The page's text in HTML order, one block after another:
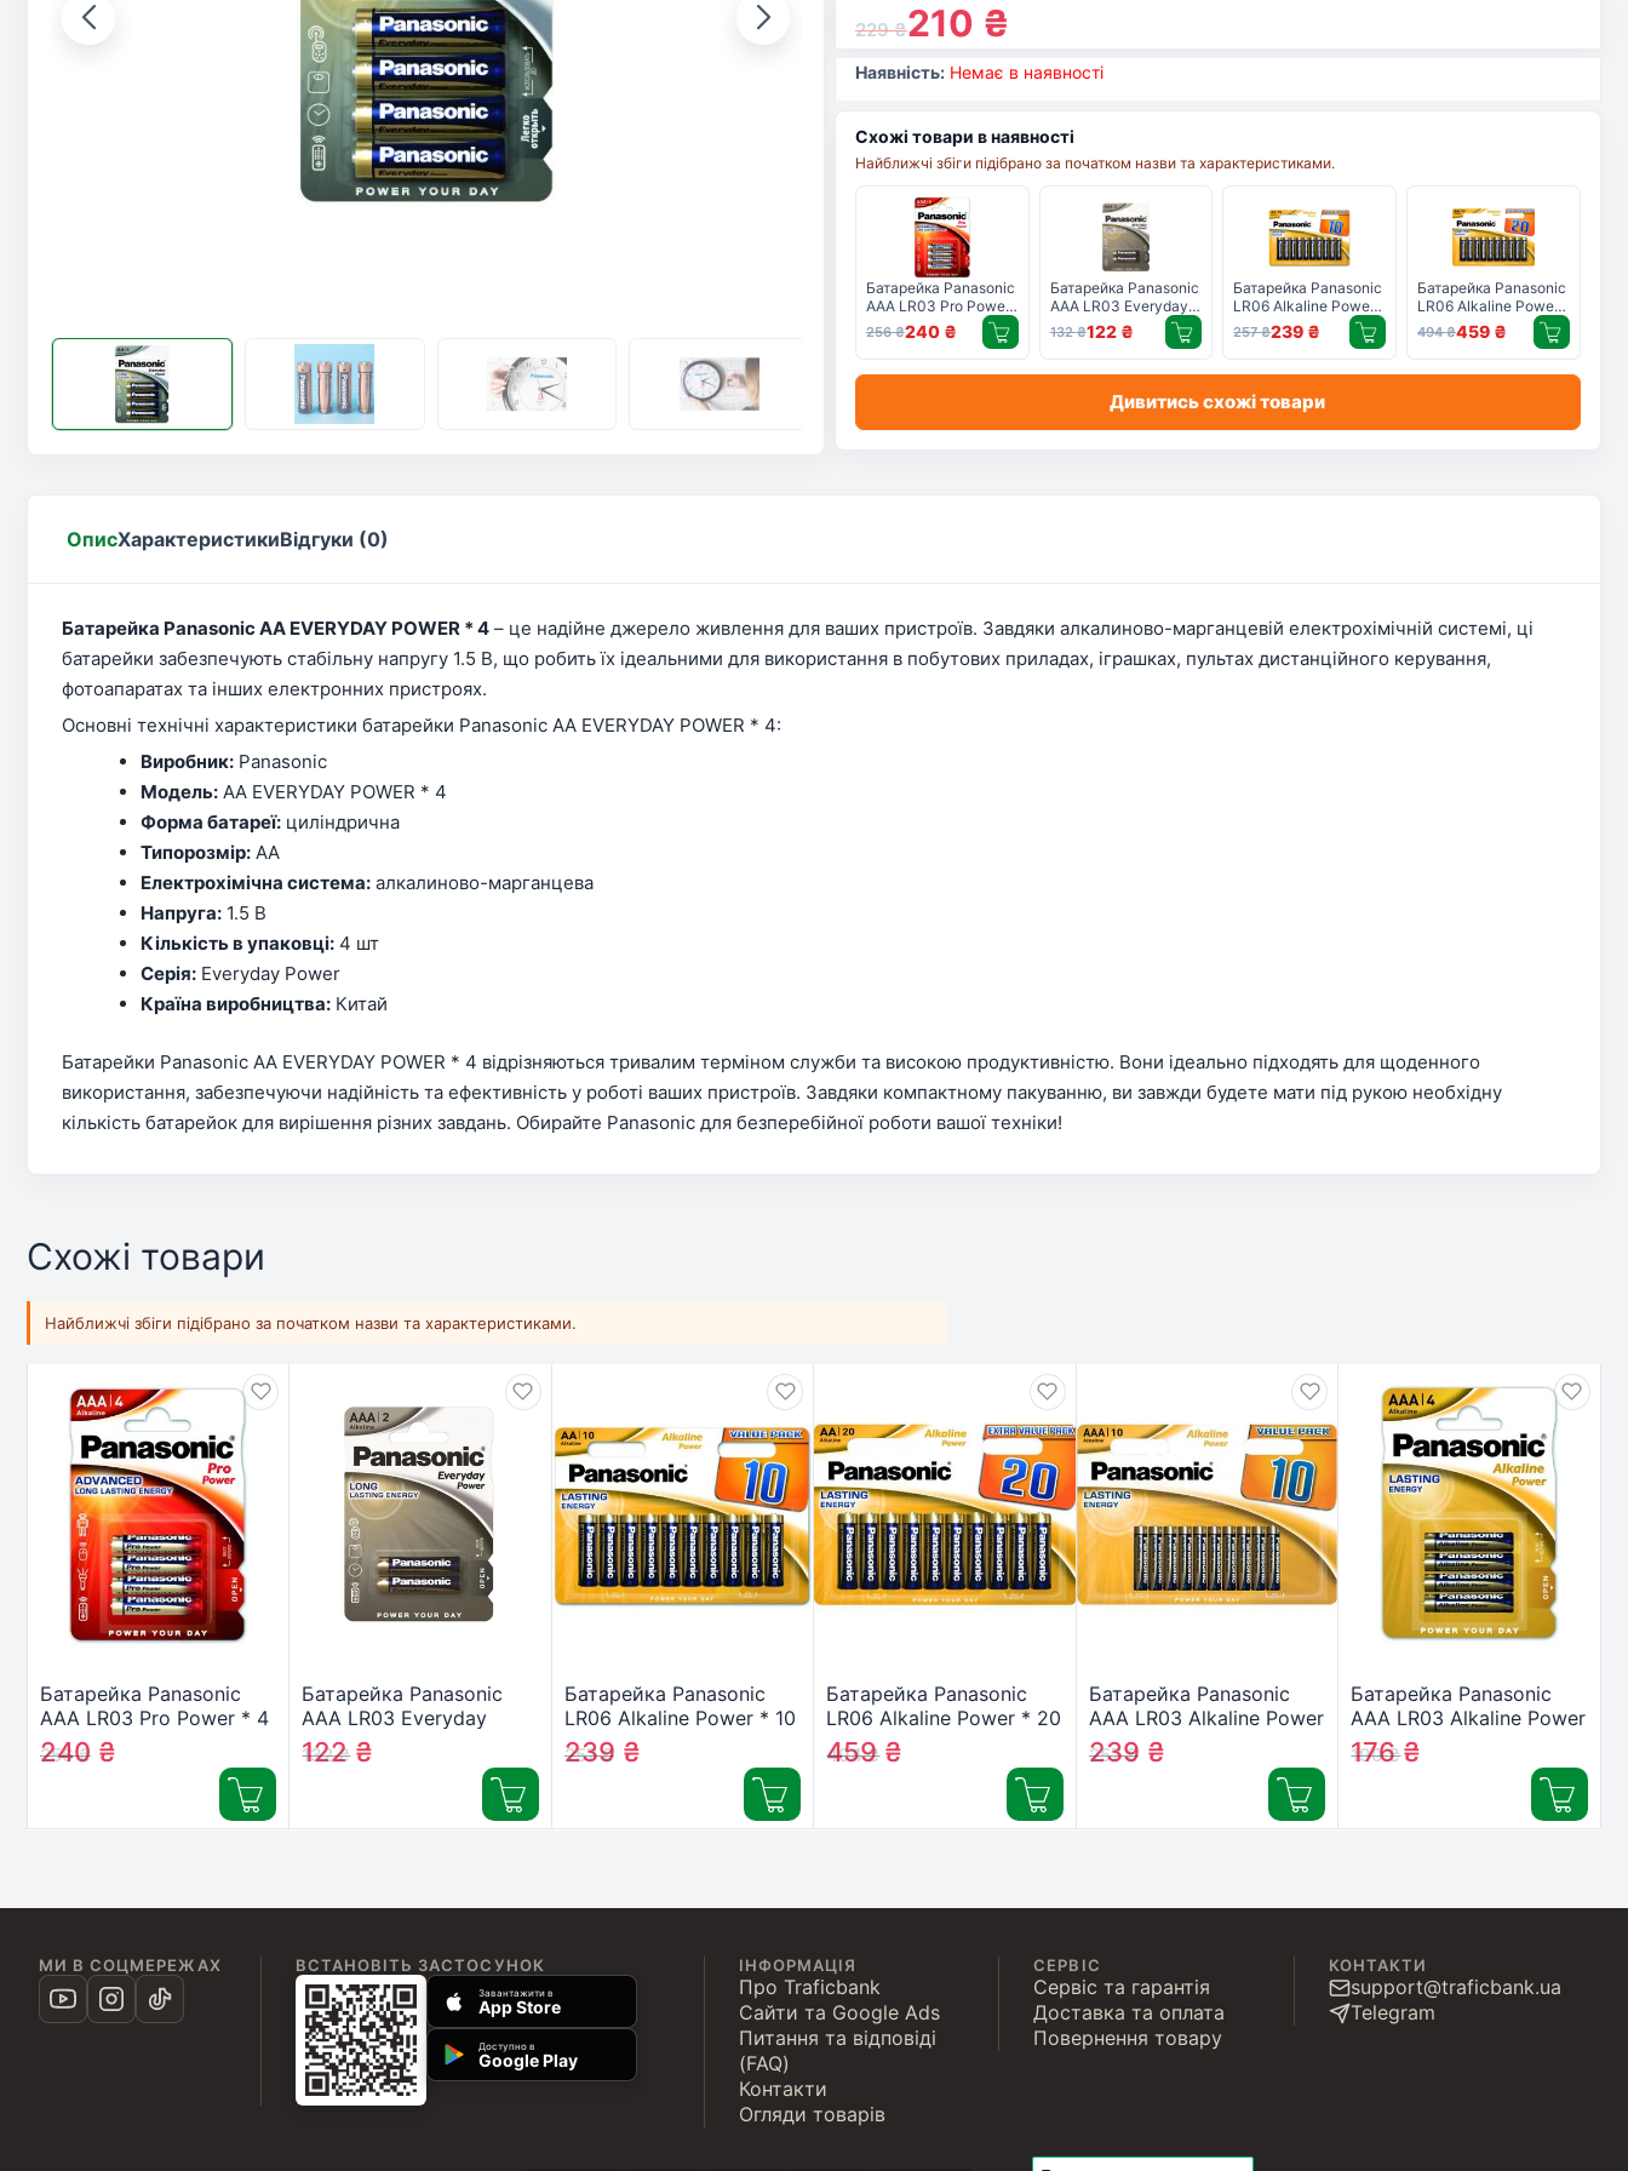
229₴210 ₴
Наявність: Немає в наявності
Схожі товари в наявності
Найближчі збіги підібрано за початком назви та характеристиками.
Батарейка Panasonic
AAA LR03 Pro Power
* 4 (LR03XEG/4BP)
256₴240 ₴
Батарейка Panasonic
AAA LR03 Everyday
Power * 2
(LR03REE/2BR)
132₴122 ₴
Батарейка Panasonic
LR06 Alkaline Power
* 10 (LR6REB/10BW)
257₴239 ₴
Батарейка Panasonic
LR06 Alkaline Power
* 20 (LR6REB/20BW)
494₴459 ₴
Дивитись схожі товари
ОписХарактеристикиВідгуки (0)
Батарейка Panasonic AA EVERYDAY POWER * 4 – це надійне джерело живлення для ваших пристроїв. Завдяки алкалиново-марганцевій електрохімічній системі, ці
батарейки забезпечують стабільну напругу 1.5 В, що робить їх ідеальними для використання в побутових приладах, іграшках, пультах дистанційного керування,
фотоапаратах та інших електронних пристроях.
Основні технічні характеристики батарейки Panasonic AA EVERYDAY POWER * 4:
Виробник: Panasonic
Модель: AA EVERYDAY POWER * 4
Форма батареї: циліндрична
Типорозмір: AA
Електрохімічна система: алкалиново-марганцева
Напруга: 1.5 В
Кількість в упаковці: 4 шт
Серія: Everyday Power
Країна виробництва: Китай
Батарейки Panasonic AA EVERYDAY POWER * 4 відрізняються тривалим терміном служби та високою продуктивністю. Вони ідеально підходять для щоденного
використання, забезпечуючи надійність та ефективність у роботі ваших пристроїв. Завдяки компактному пакуванню, ви завжди будете мати під рукою необхідну
кількість батарейок для вирішення різних завдань. Обирайте Panasonic для безперебійної роботи вашої техніки!
Схожі товари
Найближчі збіги підібрано за початком назви та характеристиками.
Батарейка Panasonic
AAA LR03 Pro Power * 4
(LR03XEG/4BP)
256₴
240 ₴
Батарейка Panasonic
AAA LR03 Everyday
Power * 2
(LR03REE/2BR)
132₴
122₴
Батарейка Panasonic
LR06 Alkaline Power * 10
(LR6REB/10BW)
257₴
239 ₴
Батарейка Panasonic
LR06 Alkaline Power * 20
(LR6REB/20BW)
494₴
459₴
Батарейка Panasonic
AAA LR03 Alkaline Power
* 10 (LR03REB/10BW)
257₴
239 ₴
Батарейка Panasonic
AAA LR03 Alkaline Power
* 4 (LR03REB/4BPR)
190₴
176₴
МИ В СОЦМЕРЕЖАХ ВСТАНОВІТЬ ЗАСТОСУНОК
Завантажити в
App Store
Доступно в
Google Play
ІНФОРМАЦІЯ
Про Traficbank
Сайти та Google Ads
Питання та відповіді
(FAQ)
Контакти
Огляди товарів
СЕРВІС
Сервіс та гарантія
Доставка та оплата
Повернення товару
КОНТАКТИ
support@traficbank.ua
Telegram